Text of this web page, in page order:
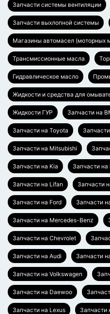
Запчасти системы вентиляции
Запчасти выхлопной системы
Магазины автомасел (моторных
Трансмиссионные масла
Гидравлическое масло
Жидкости и средства для
Жидкости ГУР Запчасти на
Запчасти на Toyota
Запчасти на Mitsubishi
Запчасти на Kia Запчасти на
Запчасти на Lifan Запчасти
Запчасти на Ford Запчасти
Запчасти на Mercedes-Benz
Запчасти на Chevrolet
Запчасти на Audi Запчасти
Запчасти на Volkswagen
Запчасти на Daewoo
Запчасти на Lexus Запчасти